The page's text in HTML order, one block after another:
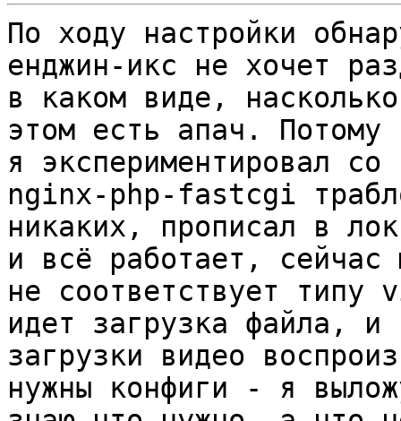
По ходу настройки
енджин-икс не хочет
в каком виде,
этом есть апач. Потому
я экспериментировал со
nginx-php-fastcgi
никаких, прописал в
и всё работает, сейчас
не соответствует типу
идет загрузка файла, и
загрузки видео
нужны конфиги - я